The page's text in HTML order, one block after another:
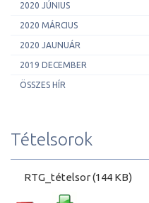
2020 JÚNIUS
2020 MÁRCIUS
2020 JAUNUÁR
2019 DECEMBER
ÖSSZES HÍR
Tételsorok
RTG_tételsor (144 KB)